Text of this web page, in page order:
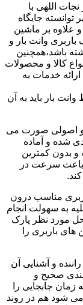
اللهی با
جایگاه
علاوه بر ماشین
وانت بار و
باشد،همچنین
کالا و محصولات
خدمات به
بار باید به آن
و اصولی صورت می
شده و آماده
بدون کمترین
سرعت در
مناسب درون
به سهولت انجام
مورد نظر پارک
باربری را
و آشنایی آن
صحیح و
زمان جابجایی را
می شود هم در روند